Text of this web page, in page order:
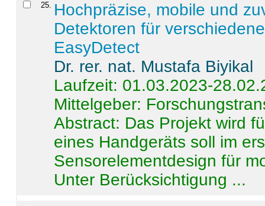
25. Hochpräzise, mobile und
Detektoren für
EasyDetect
Dr. rer. nat. Mustafa Biyikal
Laufzeit: 01.03.2023-
Mittelgeber:
Abstract: Das Projekt wird
eines Handgeräts soll im
Sensorelementdesign für
Unter Berücksichtigung ...